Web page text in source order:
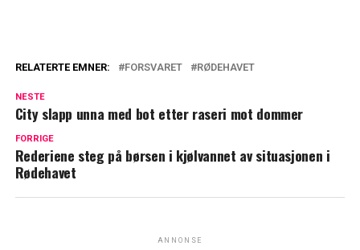
RELATERTE EMNER: FORSVARET RØDEHAVET
NESTE
City slapp unna med bot etter raseri mot dommer
FORRIGE
Rederiene steg på børsen i kjølvannet av situasjonen i
Rødehavet
ANNONSE